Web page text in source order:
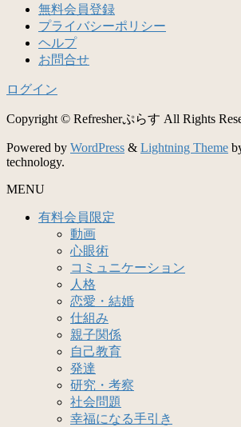
無料会員登録
プライバシーポリシー
ヘルプ
お問合せ
ログイン
Copyright © Refresherぷらす All Rights
Powered by WordPress & Lightning Theme
technology.
MENU
有料会員限定
動画
心眼術
コミュニケーション
人格
恋愛・結婚
仕組み
親子関係
自己教育
発達
研究・考察
社会問題
幸福になる手引き